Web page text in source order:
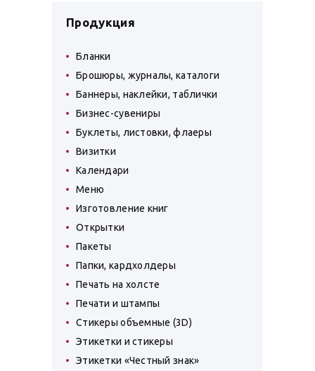
Продукция
Бланки
Брошюры, журналы, каталоги
Баннеры, наклейки, таблички
Бизнес-сувениры
Буклеты, листовки, флаеры
Визитки
Календари
Меню
Изготовление книг
Открытки
Пакеты
Папки, кардхолдеры
Печать на холсте
Печати и штампы
Стикеры объемные (3D)
Этикетки и стикеры
Этикетки «Честный знак»